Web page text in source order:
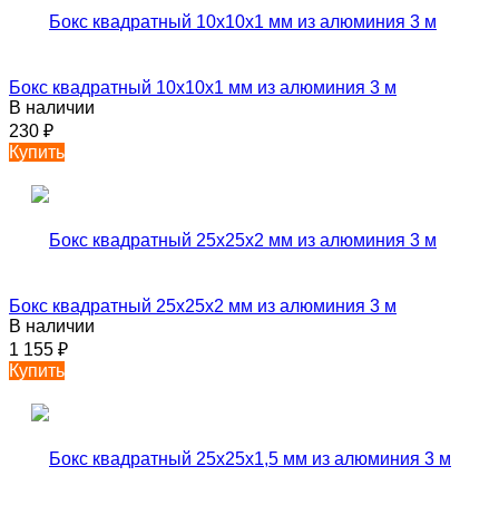
Бокс квадратный 10х10х1 мм из алюминия 3 м
В наличии
230 ₽
Купить
Бокс квадратный 25х25х2 мм из алюминия 3 м
В наличии
1 155 ₽
Купить